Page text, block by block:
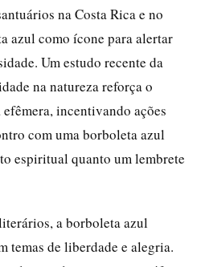
na Costa Rica e no
azul como ícone para alertar
Um estudo recente da
na natureza reforça o
incentivando ações
com uma borboleta azul
espiritual quanto um lembrete
a borboleta azul
temas de liberdade e alegria.